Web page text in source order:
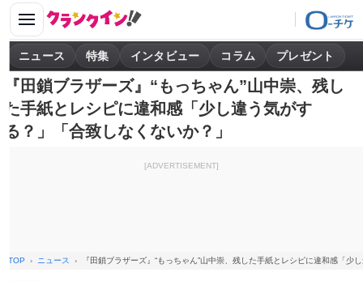
ニュース 特集 インタビュー コラム プレゼント
『田鎖ブラザーズ』“もっちゃん”山中崇、残し
た手紙とレシピに違和感「少し違う気がす
る？」「合致しなくないか？」
[ADVERTISEMENT]
TOP ニュース 『田鎖ブラザーズ』“もっちゃん”山中崇、残した手紙とレシピに違和感「少